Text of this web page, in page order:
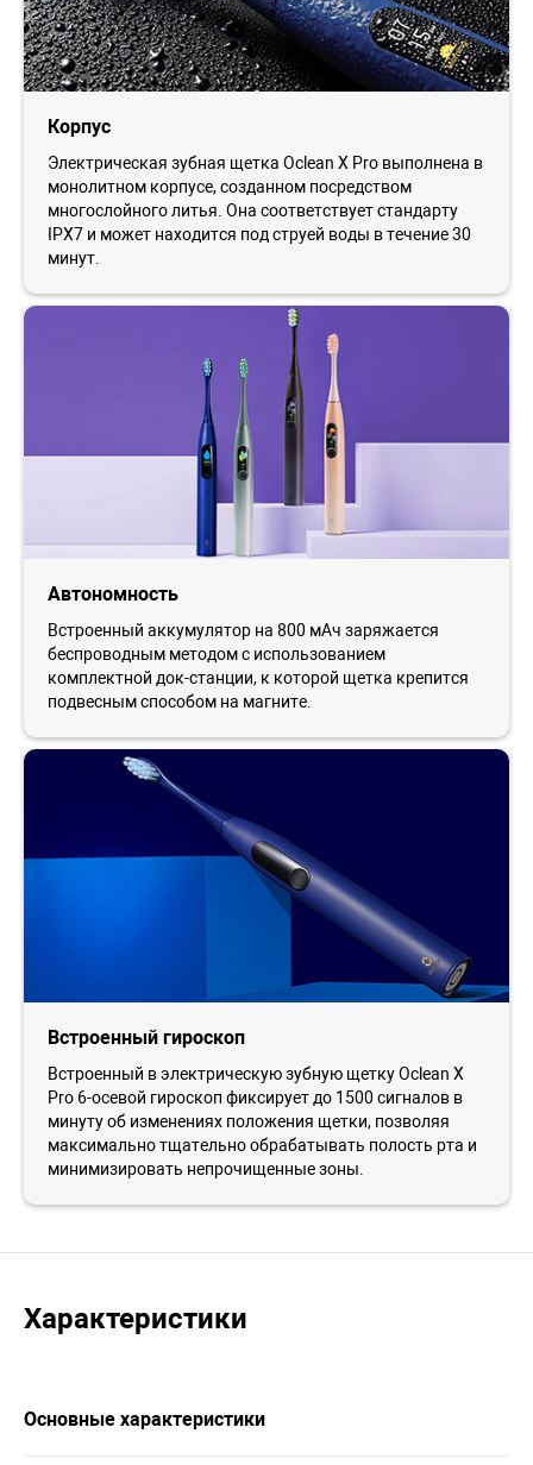
Корпус
Электрическая зубная щетка Oclean X Pro выполнена в
монолитном корпусе, созданном посредством
многослойного литья. Она соответствует стандарту
IPX7 и может находится под струей воды в течение 30
минут.
Автономность
Встроенный аккумулятор на 800 мАч заряжается
беспроводным методом с использованием
комплектной док-станции, к которой щетка крепится
подвесным способом на магните.
Встроенный гироскоп
Встроенный в электрическую зубную щетку Oclean X
Pro 6-осевой гироскоп фиксирует до 1500 сигналов в
минуту об изменениях положения щетки, позволяя
максимально тщательно обрабатывать полость рта и
минимизировать непрочищенные зоны.
Характеристики
Основные характеристики